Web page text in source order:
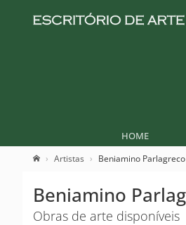
HOME
Artistas Beniamino Parlagreco
Beniamino
Obras de arte disponíveis